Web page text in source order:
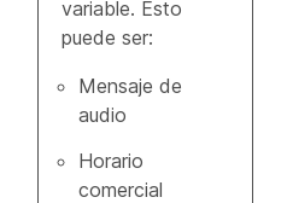
variable. Esto
puede ser:
Mensaje de
audio
Horario
comercial